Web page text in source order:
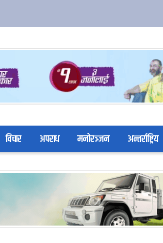
विचार अपराध मनोरञ्जन अन्तर्राष्ट्रिय